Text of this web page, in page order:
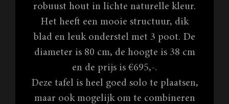
robuust hout in lichte naturelle kleur.
Het heeft een mooie structuur, dik
blad en leuk onderstel met 3 poot. De
diameter is 80 cm, de hoogte is 38 cm
en de prijs is €695,-.
Deze tafel is heel goed solo te plaatsen,
maar ook mogelijk om te combineren